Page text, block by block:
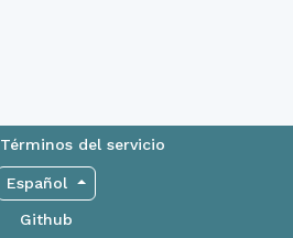
Términos del servicio
Español
Github